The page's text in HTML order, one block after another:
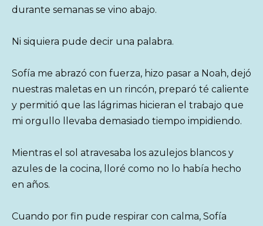
durante semanas se vino abajo.
Ni siquiera pude decir una palabra.
Sofía me abrazó con fuerza, hizo pasar a Noah, dejó
nuestras maletas en un rincón, preparó té caliente
y permitió que las lágrimas hicieran el trabajo que
mi orgullo llevaba demasiado tiempo impidiendo.
Mientras el sol atravesaba los azulejos blancos y
azules de la cocina, lloré como no lo había hecho
en años.
Cuando por fin pude respirar con calma, Sofía